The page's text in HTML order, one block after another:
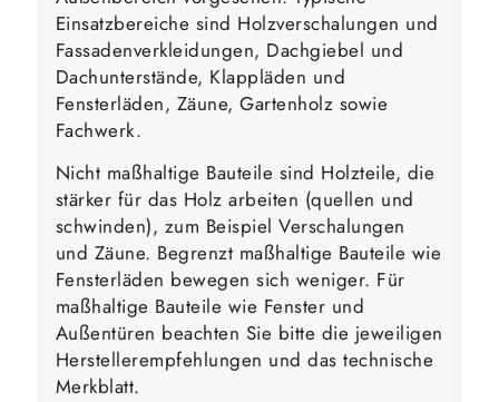
Einsatzbereiche sind Holzverschalungen und
Fassadenverkleidungen, Dachgiebel und
Dachunterstände, Klappläden und
Fensterläden, Zäune, Gartenholz sowie
Fachwerk.
Nicht maßhaltige Bauteile sind Holzteile, die
stärker für das Holz arbeiten (quellen und
schwinden), zum Beispiel Verschalungen
und Zäune. Begrenzt maßhaltige Bauteile wie
Fensterläden bewegen sich weniger. Für
maßhaltige Bauteile wie Fenster und
Außentüren beachten Sie bitte die jeweiligen
Herstellerempfehlungen und das technische
Merkblatt.